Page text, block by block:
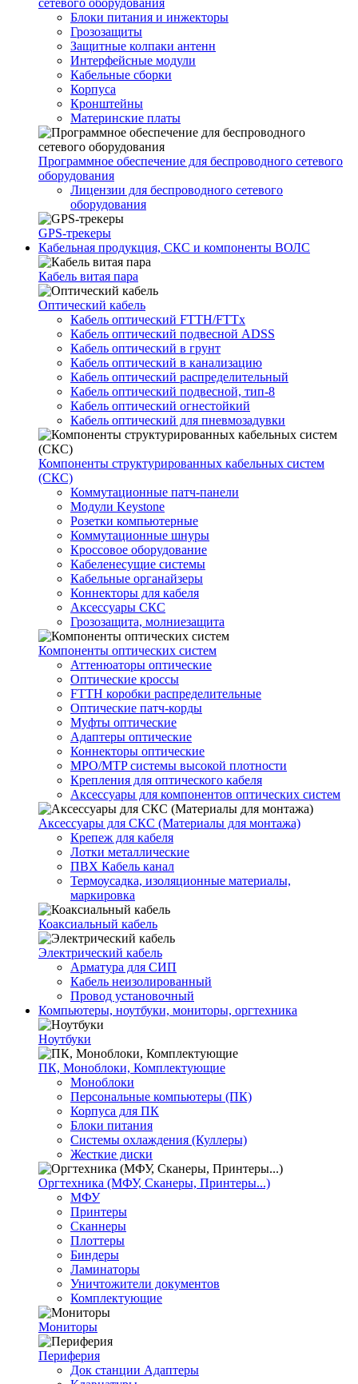
сетевого оборудования
Блоки питания и инжекторы
Грозозащиты
Защитные колпаки антенн
Интерфейсные модули
Кабельные сборки
Корпуса
Кронштейны
Материнские платы
Программное обеспечение для беспроводного сетевого
оборудования
Лицензии для беспроводного сетевого
оборудования
GPS-трекеры
Кабельная продукция, СКС и компоненты ВОЛС
Кабель витая пара
Оптический кабель
Кабель оптический FTTH/FTTx
Кабель оптический подвесной ADSS
Кабель оптический в грунт
Кабель оптический в канализацию
Кабель оптический распределительный
Кабель оптический подвесной, тип-8
Кабель оптический огнестойкий
Кабель оптический для пневмозадувки
Компоненты структурированных кабельных систем
(СКС)
Коммутационные патч-панели
Модули Keystone
Розетки компьютерные
Коммутационные шнуры
Кроссовое оборудование
Кабеленесущие системы
Кабельные органайзеры
Коннекторы для кабеля
Аксессуары СКС
Грозозащита, молниезащита
Компоненты оптических систем
Аттенюаторы оптические
Оптические кроссы
FTTH коробки распределительные
Оптические патч-корды
Муфты оптические
Адаптеры оптические
Коннекторы оптические
MPO/MTP системы высокой плотности
Крепления для оптического кабеля
Аксессуары для компонентов оптических систем
Аксессуары для СКС (Материалы для монтажа)
Крепеж для кабеля
Лотки металлические
ПВХ Кабель канал
Термоусадка, изоляционные материалы,
маркировка
Коаксиальный кабель
Электрический кабель
Арматура для СИП
Кабель неизолированный
Провод установочный
Компьютеры, ноутбуки, мониторы, оргтехника
Ноутбуки
ПК, Моноблоки, Комплектующие
Моноблоки
Персональные компьютеры (ПК)
Корпуса для ПК
Блоки питания
Системы охлаждения (Куллеры)
Жесткие диски
Оргтехника (МФУ, Сканеры, Принтеры...)
МФУ
Принтеры
Сканнеры
Плоттеры
Биндеры
Ламинаторы
Уничтожители документов
Комплектующие
Мониторы
Периферия
Док станции Адаптеры